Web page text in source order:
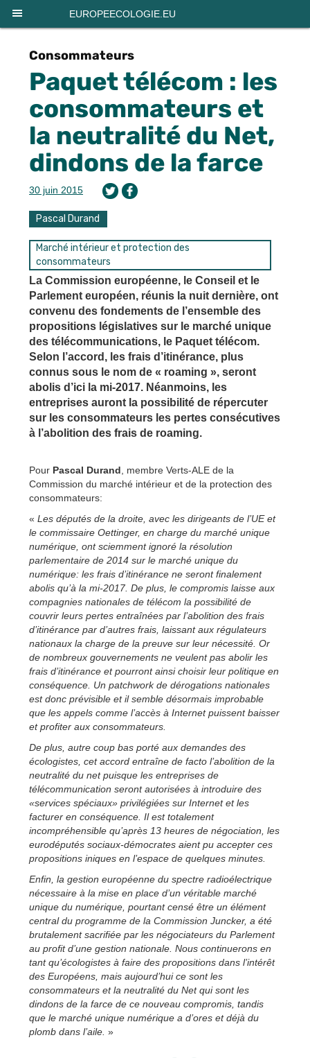
EUROPEECOLOGIE.EU
Consommateurs
Paquet télécom : les
consommateurs et
la neutralité du Net,
dindons de la farce
30 juin 2015
Pascal Durand
Marché intérieur et protection des
consommateurs
La Commission européenne, le Conseil et le
Parlement européen, réunis la nuit dernière, ont
convenu des fondements de l’ensemble des
propositions législatives sur le marché unique
des télécommunications, le Paquet télécom.
Selon l’accord, les frais d’itinérance, plus
connus sous le nom de « roaming », seront
abolis d’ici la mi-2017. Néanmoins, les
entreprises auront la possibilité de répercuter
sur les consommateurs les pertes consécutives
à l’abolition des frais de roaming.
Pour Pascal Durand, membre Verts-ALE de la
Commission du marché intérieur et de la protection des
consommateurs:
« Les députés de la droite, avec les dirigeants de l’UE et
le commissaire Oettinger, en charge du marché unique
numérique, ont sciemment ignoré la résolution
parlementaire de 2014 sur le marché unique du
numérique: les frais d’itinérance ne seront finalement
abolis qu’à la mi-2017. De plus, le compromis laisse aux
compagnies nationales de télécom la possibilité de
couvrir leurs pertes entraînées par l’abolition des frais
d’itinérance par d’autres frais, laissant aux régulateurs
nationaux la charge de la preuve sur leur nécessité. Or
de nombreux gouvernements ne veulent pas abolir les
frais d’itinérance et pourront ainsi choisir leur politique en
conséquence. Un patchwork de dérogations nationales
est donc prévisible et il semble désormais improbable
que les appels comme l’accès à Internet puissent baisser
et profiter aux consommateurs.
De plus, autre coup bas porté aux demandes des
écologistes, cet accord entraîne de facto l’abolition de la
neutralité du net puisque les entreprises de
télécommunication seront autorisées à introduire des
«services spéciaux» privilégiées sur Internet et les
facturer en conséquence. Il est totalement
incompréhensible qu’après 13 heures de négociation, les
eurodéputés sociaux-démocrates aient pu accepter ces
propositions iniques en l’espace de quelques minutes.
Enfin, la gestion européenne du spectre radioélectrique
nécessaire à la mise en place d’un véritable marché
unique du numérique, pourtant censé être un élément
central du programme de la Commission Juncker, a été
brutalement sacrifiée par les négociateurs du Parlement
au profit d’une gestion nationale. Nous continuerons en
tant qu’écologistes à faire des propositions dans l’intérêt
des Européens, mais aujourd’hui ce sont les
consommateurs et la neutralité du Net qui sont les
dindons de la farce de ce nouveau compromis, tandis
que le marché unique numérique a d’ores et déjà du
plomb dans l’aile. »